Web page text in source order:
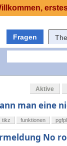
Fragen
Aktive
man eine
tikz funktionen
No